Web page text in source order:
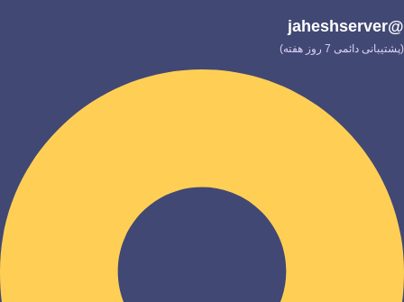
@jaheshserver
(پشتیبانی دائمی 7 روز هفته)